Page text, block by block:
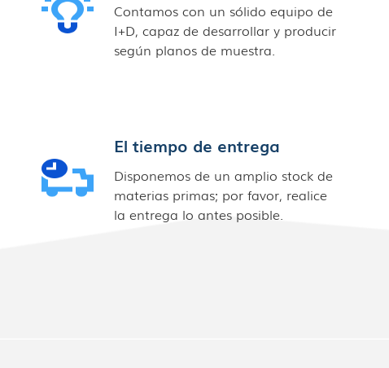
Contamos con un sólido equipo de
I+D, capaz de desarrollar y producir
según planos de muestra.
El tiempo de entrega
Disponemos de un amplio stock de
materias primas; por favor, realice
la entrega lo antes posible.